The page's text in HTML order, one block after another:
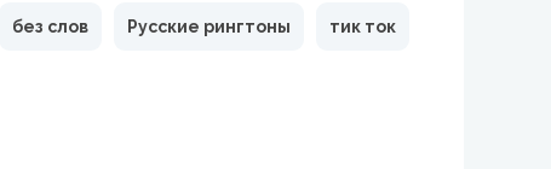
без слов Русские рингтоны тик ток